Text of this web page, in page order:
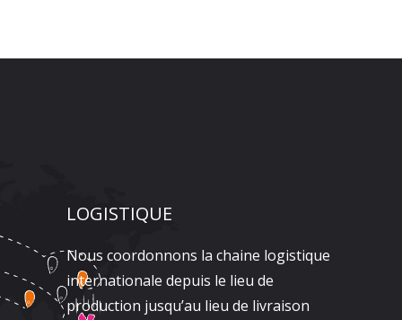
LOGISTIQUE
Nous coordonnons la chaine logistique
internationale depuis le lieu de
production jusqu’au lieu de livraison